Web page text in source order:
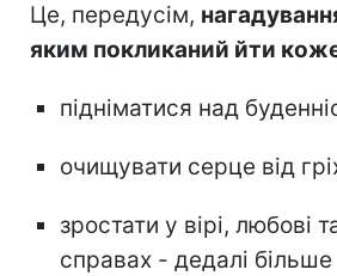
Це, передусім,
яким покликаний йти
підніматися над
очищувати серце від
зростати у вірі, любові
справах - дедалі більше